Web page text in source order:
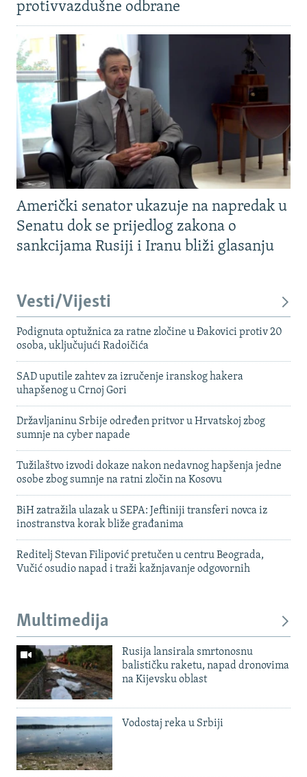
protivvazdušne odbrane
Američki senator ukazuje na napredak u
Senatu dok se prijedlog zakona o
sankcijama Rusiji i Iranu bliži glasanju
Vesti/Vijesti
Podignuta optužnica za ratne zločine u Đakovici protiv 20
osoba, uključujući Radoičića
SAD uputile zahtev za izručenje iranskog hakera
uhapšenog u Crnoj Gori
Državljaninu Srbije određen pritvor u Hrvatskoj zbog
sumnje na cyber napade
Tužilaštvo izvodi dokaze nakon nedavnog hapšenja jedne
osobe zbog sumnje na ratni zločin na Kosovu
BiH zatražila ulazak u SEPA: Jeftiniji transferi novca iz
inostranstva korak bliže građanima
Reditelj Stevan Filipović pretučen u centru Beograda,
Vučić osudio napad i traži kažnjavanje odgovornih
Multimedija
Rusija lansirala smrtonosnu
balističku raketu, napad dronovima
na Kijevsku oblast
Vodostaj reka u Srbiji